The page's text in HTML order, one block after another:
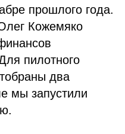
прошлого года.
Кожемяко
пилотного
два
мы запустили